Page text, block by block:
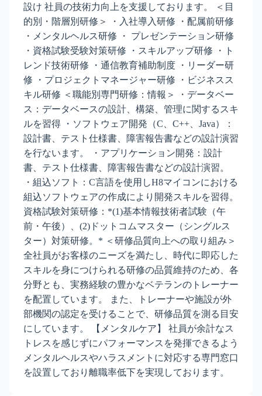
設け 社員の技術力向上を支援しております。 ＜目
的別・階層別研修＞ ・入社導入研修 ・配属前研修
・メンタルヘルス研修 ・ プレゼンテーション研修
・資格試験受験対策研修 ・スキルアップ研修 ・ト
レンド技術研修 ・通信教育補助制度 ・リーダー研
修 ・プロジェクトマネージャー研修 ・ビジネスス
キル研修 ＜職能別専門研修：情報＞ ・データベー
ス：データベースの設計、構築、管理に関するスキ
ルを習得 ・ソフトウェア開発（C、C++、Java）：
設計書、テスト仕様書、障害報告書などの設計演習
を行ないます。 ・アプリケーション開発：設計
書、テスト仕様書、障害報告書などの設計演習。
・組込ソフト：C言語を使用しH8マイコンにおける
組込ソフトウェアの作成により開発スキルを習得。
資格試験対策研修：*(1)基本情報技術者試験（午
前・午後）、(2)ドットコムマスター（シングルス
ター）対策研修。* ＜研修品質向上への取り組み＞
全社員がお客様のニーズを満たし、時代に即応した
スキルを身につけられる研修の品質維持のため、各
分野とも、実務経験の豊かなベテランのトレーナー
を配置しています。 また、トレーナーや施設が外
部機関の認定を受けることで、研修品質を測る目安
にしています。 【メンタルケア】 社員が余計なス
トレスを感じずにパフォーマンスを発揮できるよう
メンタルヘルスやハラスメントに対応する専門窓口
を設置しており離職率低下を実現しております。